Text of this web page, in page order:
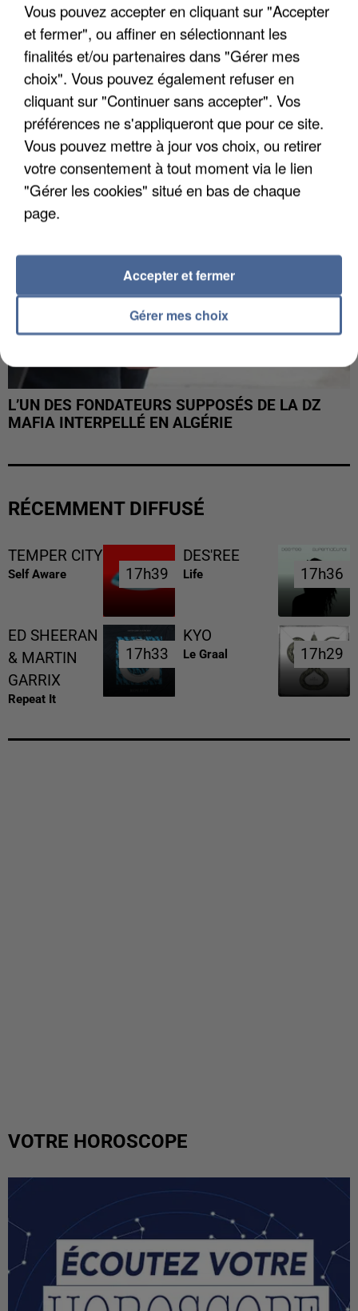
APRÈS TOUTES CES CANICULES, LES REFUGES
DE FAUNE SAUVAGE SONT...
L’UN DES FONDATEURS SUPPOSÉS DE LA DZ
MAFIA INTERPELLÉ EN ALGÉRIE
RÉCEMMENT DIFFUSÉ
TEMPER CITY
Self Aware 17h39
17h39
DES'REE
Life 17h36
17h36
ED SHEERAN
& MARTIN
GARRIX
Repeat It
17h33
17h33
KYO
Le Graal 17h29
17h29
VOTRE HOROSCOPE
Vous pouvez accepter en cliquant sur "Accepter
et fermer", ou affiner en sélectionnant les
finalités et/ou partenaires dans "Gérer mes
choix". Vous pouvez également refuser en
cliquant sur "Continuer sans accepter". Vos
préférences ne s'appliqueront que pour ce site.
Vous pouvez mettre à jour vos choix, ou retirer
votre consentement à tout moment via le lien
"Gérer les cookies" situé en bas de chaque
page.
Gérer mes choix
Accepter et fermer